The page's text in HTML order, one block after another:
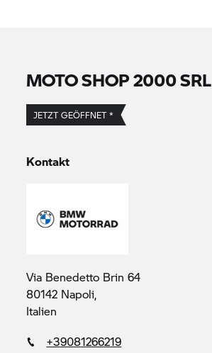
MOTO SHOP 2000 SRL
JETZT GEÖFFNET *
Kontakt
Via Benedetto Brin 64
80142 Napoli,
Italien
+39081266219